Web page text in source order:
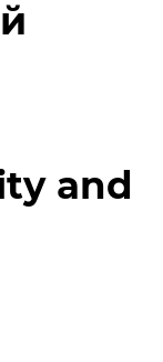
and